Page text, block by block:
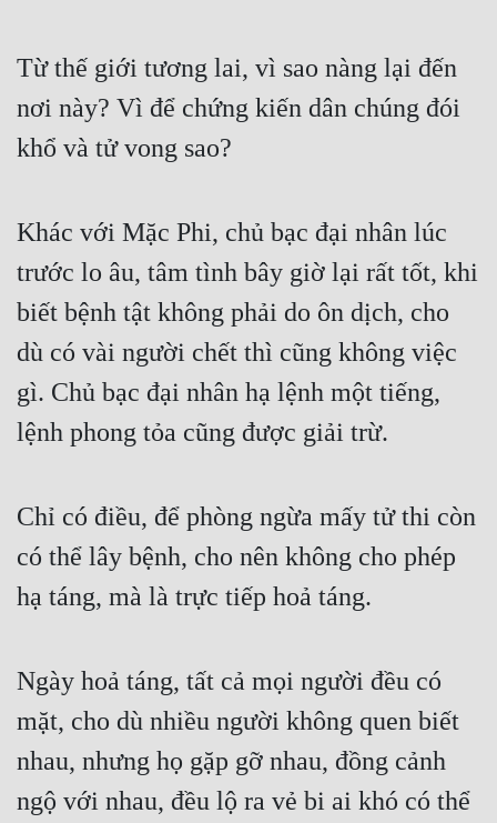
Từ thế giới tương lai, vì sao nàng lại đến
nơi này? Vì để chứng kiến dân chúng đói
khổ và tử vong sao?
Khác với Mặc Phi, chủ bạc đại nhân lúc
trước lo âu, tâm tình bây giờ lại rất tốt, khi
biết bệnh tật không phải do ôn dịch, cho
dù có vài người chết thì cũng không việc
gì. Chủ bạc đại nhân hạ lệnh một tiếng,
lệnh phong tỏa cũng được giải trừ.
Chỉ có điều, để phòng ngừa mấy tử thi còn
có thể lây bệnh, cho nên không cho phép
hạ táng, mà là trực tiếp hoả táng.
Ngày hoả táng, tất cả mọi người đều có
mặt, cho dù nhiều người không quen biết
nhau, nhưng họ gặp gỡ nhau, đồng cảnh
ngộ với nhau, đều lộ ra vẻ bi ai khó có thể